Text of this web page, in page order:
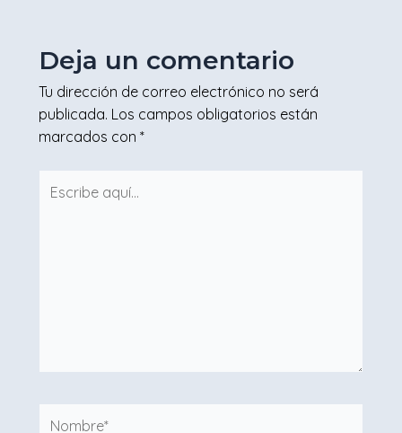
Deja un comentario
Tu dirección de correo electrónico no será
publicada. Los campos obligatorios están
marcados con *
aquí...